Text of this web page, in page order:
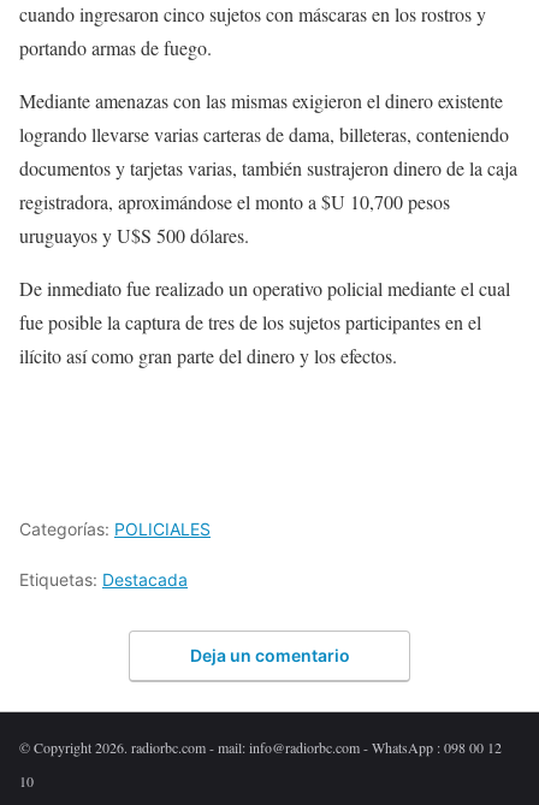
cuando ingresaron cinco sujetos con máscaras en los rostros y
portando armas de fuego.
Mediante amenazas con las mismas exigieron el dinero existente
logrando llevarse varias carteras de dama, billeteras, conteniendo
documentos y tarjetas varias, también sustrajeron dinero de la caja
registradora, aproximándose el monto a $U 10,700 pesos
uruguayos y U$S 500 dólares.
De inmediato fue realizado un operativo policial mediante el cual
fue posible la captura de tres de los sujetos participantes en el
ilícito así como gran parte del dinero y los efectos.
Categorías: POLICIALES
Etiquetas: Destacada
Deja un comentario
© Copyright 2026. radiorbc.com - mail: info@radiorbc.com - WhatsApp : 098 00 12
10